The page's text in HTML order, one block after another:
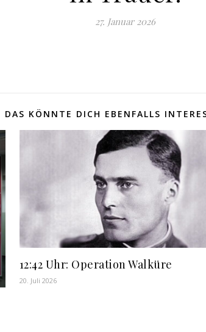
27. Januar 2026
DAS KÖNNTE DICH EBENFALLS
12:42 Uhr: Operation Walküre
20. Juli 2026